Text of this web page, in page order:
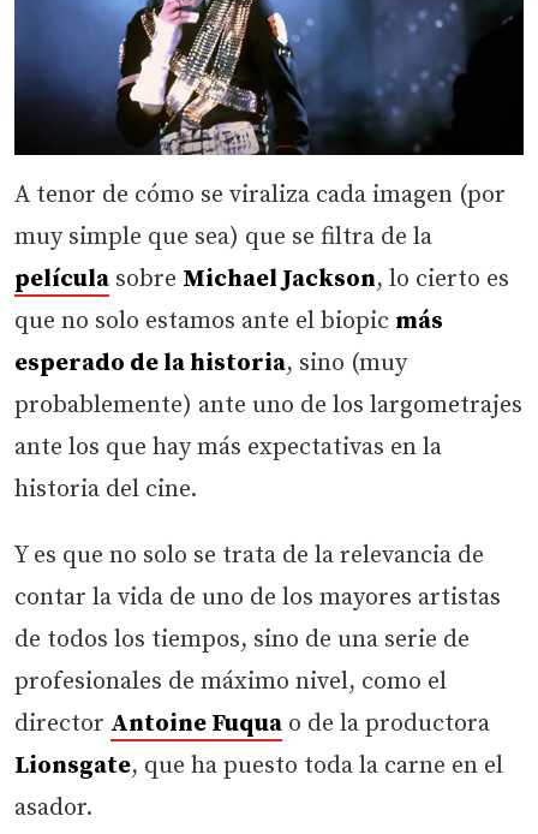
A tenor de cómo se viraliza cada imagen (por
muy simple que sea) que se filtra de la
película sobre Michael Jackson, lo cierto es
que no solo estamos ante el biopic más
esperado de la historia, sino (muy
probablemente) ante uno de los largometrajes
ante los que hay más expectativas en la
historia del cine.
Y es que no solo se trata de la relevancia de
contar la vida de uno de los mayores artistas
de todos los tiempos, sino de una serie de
profesionales de máximo nivel, como el
director Antoine Fuqua o de la productora
Lionsgate, que ha puesto toda la carne en el
asador.